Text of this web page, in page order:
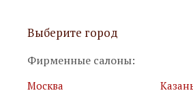
Персональные
Выберите город
Фирменные салоны:
Москва